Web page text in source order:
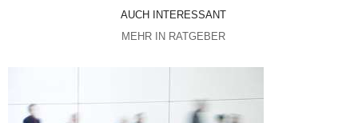
AUCH INTERESSANT
MEHR IN RATGEBER